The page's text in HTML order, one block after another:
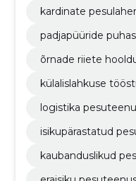
kardinate
padjapüüride
õrnade riiete
külalislahkuse
logistika
isikupärastatud
kaubanduslikud